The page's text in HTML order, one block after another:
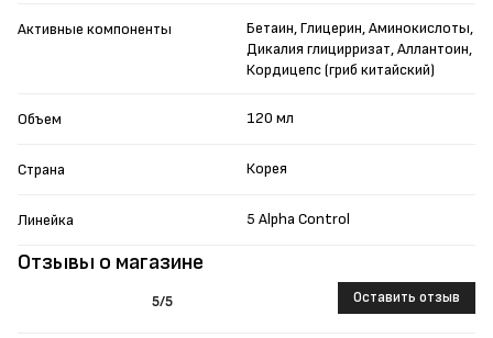
Отзывы о магазине
5/5 Оставить отзыв
Активные компоненты
Бетаин, Глицерин, Аминокислоты,
Дикалия глицирризат, Аллантоин,
Кордицепс (гриб китайский)
Объем 120 мл
Страна Корея
Линейка 5 Alpha Control